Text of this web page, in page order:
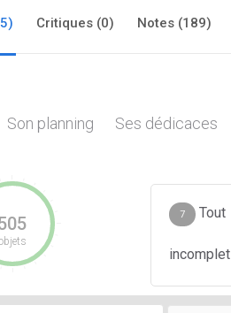
Critiques (0) Notes (189)
Son planning Ses dédicaces
7 Tout
incomplet